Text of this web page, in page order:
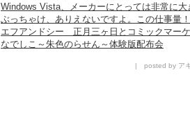
Windows Vista、メーカーにとっては非常に大
ぶっちゃけ、ありえないですよ。この仕事量！
エフアンドシー 正月三ヶ日とコミックマー
なでしこ～朱色のらせん～体験版配布会
| posted by アキ